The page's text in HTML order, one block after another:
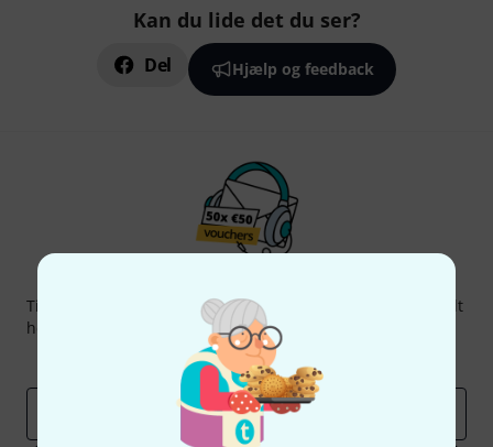
Kan du lide det du ser?
Del Hjælp og feedback
Tilmeld dig Thomann Nyhedsbrevet på engelsk og med lidt
held kan du vinde en af50 gavekort
Inspirerende bidrag
Tilbud